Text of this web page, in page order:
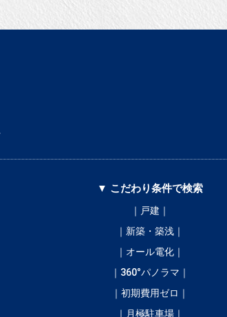
▼ こだわり条件で検索
｜戸建｜
｜新築・築浅｜
｜オール電化｜
｜360°パノラマ｜
｜初期費用ゼロ｜
｜月極駐車場｜